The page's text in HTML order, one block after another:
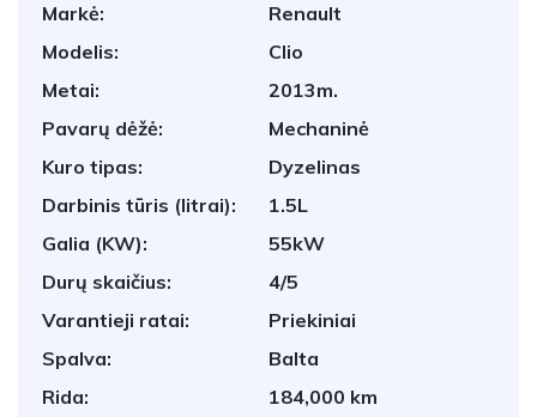
Markė:
Renault
Modelis:
Clio
Metai:
2013m.
Pavarų dėžė:
Mechaninė
Kuro tipas:
Dyzelinas
Darbinis tūris (litrai):
1.5L
Galia (KW):
55kW
Durų skaičius:
4/5
Varantieji ratai:
Priekiniai
Spalva:
Balta
Rida:
184,000 km